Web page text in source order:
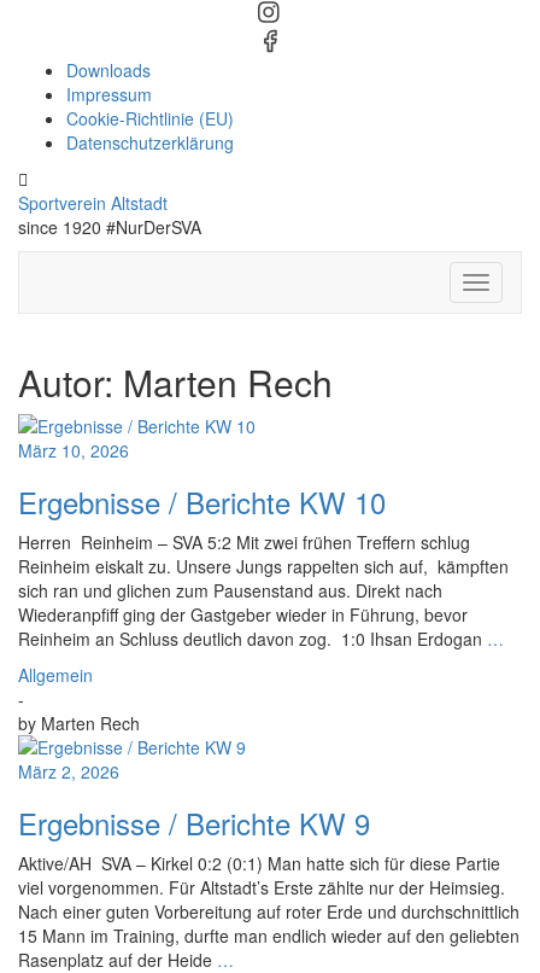
Downloads
Impressum
Cookie-Richtlinie (EU)
Datenschutzerklärung
Sportverein Altstadt
since 1920 #NurDerSVA
Toggle
Autor: Marten Rech
März 10, 2026
Ergebnisse / Berichte KW 10
Herren Reinheim – SVA 5:2 Mit zwei frühen Treffern schlug
Reinheim eiskalt zu. Unsere Jungs rappelten sich auf, kämpften
sich ran und glichen zum Pausenstand aus. Direkt nach
Wiederanpfiff ging der Gastgeber wieder in Führung, bevor
Reinheim an Schluss deutlich davon zog. 1:0 Ihsan Erdogan …
Allgemein
-
by Marten Rech
März 2, 2026
Ergebnisse / Berichte KW 9
Aktive/AH SVA – Kirkel 0:2 (0:1) Man hatte sich für diese Partie
viel vorgenommen. Für Altstadt’s Erste zählte nur der Heimsieg.
Nach einer guten Vorbereitung auf roter Erde und durchschnittlich
15 Mann im Training, durfte man endlich wieder auf den geliebten
Rasenplatz auf der Heide …